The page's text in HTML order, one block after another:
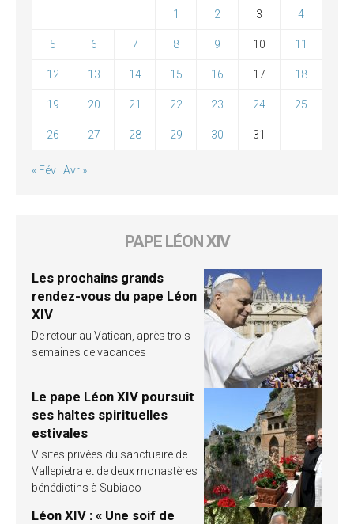
1 2 3 4
5 6 7 8 9 10 11
12 13 14 15 16 17 18
19 20 21 22 23 24 25
26 27 28 29 30 31
« Fév Avr »
PAPE LÉON XIV
Les prochains grands
rendez-vous du pape Léon
XIV
De retour au Vatican, après trois
semaines de vacances
Le pape Léon XIV poursuit
ses haltes spirituelles
estivales
Visites privées du sanctuaire de
Vallepietra et de deux monastères
bénédictins à Subiaco
Léon XIV : « Une soif de